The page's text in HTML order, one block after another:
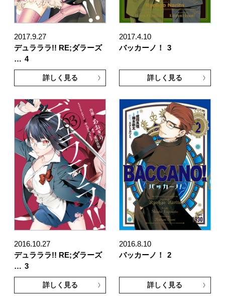
2017.9.27
デュラララ!! RE;ダラーズ
… 4
詳しく見る
2017.4.10
バッカーノ！
3
詳しく見る
2016.10.27
デュラララ!! RE;ダラーズ
… 3
詳しく見る
2016.8.10
バッカーノ！
2
詳しく見る